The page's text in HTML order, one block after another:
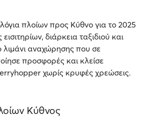
πλοίων προς Κύθνο για το 2025
εισιτηρίων, διάρκεια ταξιδιού και
λιμάνι αναχώρησης που σε
προσφορές και κλείσε
χωρίς κρυφές χρεώσεις.
Κύθνος